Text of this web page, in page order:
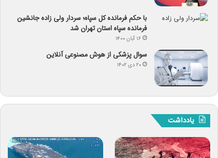
با حکم فرمانده کل سپاه؛ سردار ولی زاده جانشین
فرمانده سپاه استان تهران شد
۱۶ آبان ۱۴۰۰
سوال پزشکی از هوش مصنوعی آنلاین
۲۰ دی ۱۴۰۲
یادداشت